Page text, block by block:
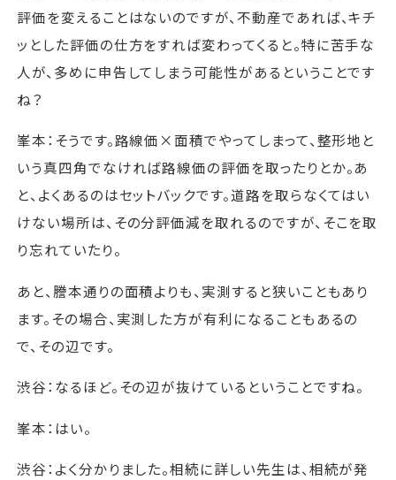
評価を変えることはないのですが、不動産であれば、キチ
ッとした評価の仕方をすれば変わってくると。特に苦手な
人が、多めに申告してしまう可能性があるということです
ね？
峯本：そうです。路線価×面積でやってしまって、整形地と
いう真四角でなければ路線価の評価を取ったりとか。あ
と、よくあるのはセットバックです。道路を取らなくてはい
けない場所は、その分評価減を取れるのですが、そこを取
り忘れていたり。
あと、謄本通りの面積よりも、実測すると狭いこともあり
ます。その場合、実測した方が有利になることもあるの
で、その辺です。
渋谷：なるほど。その辺が抜けているということですね。
峯本：はい。
渋谷：よく分かりました。相続に詳しい先生は、相続が発